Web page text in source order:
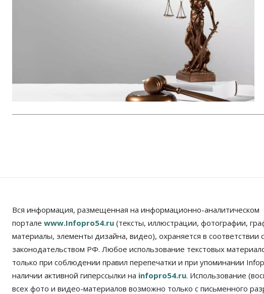
Вся информация, размещенная на информационно-аналитическом
портале www.Infopro54.ru (тексты, иллюстрации, фотографии,
материалы, элементы дизайна, видео), охраняется в соответствии с
законодательством РФ. Любое использование текстовых
только при соблюдении правил перепечатки и при упоминании
наличии активной гиперссылки на infopro54.ru. Использование
всех фото и видео-материалов возможно только с письменного